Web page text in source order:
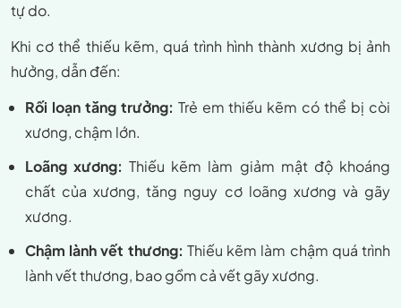
tự do.
Khi cơ thể thiếu kẽm, quá trình hình thành xương bị ảnh
hưởng, dẫn đến:
Rối loạn tăng trưởng: Trẻ em thiếu kẽm có thể bị còi
xương, chậm lớn.
Loãng xương:Thiếu kẽm làm giảm mật độ khoáng
chất của xương, tăng nguy cơ loãng xương và gãy
xương.
Chậm lành vết thương: Thiếu kẽm làm chậm quá trình
lành vết thương, bao gồm cả vết gãy xương.